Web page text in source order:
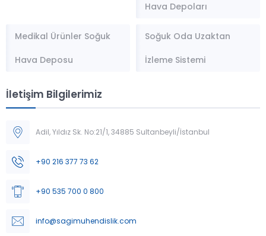
Hava Depoları
Medikal Ürünler Soğuk
Hava Deposu
Soğuk Oda Uzaktan
İzleme Sistemi
İletişim Bilgilerimiz
Adil, Yıldız Sk. No:21/1, 34885 Sultanbeyli/İstanbul
+90 216 377 73 62
+90 535 700 0 800
info@sagimuhendislik.com
Müşteri Temsilcisi